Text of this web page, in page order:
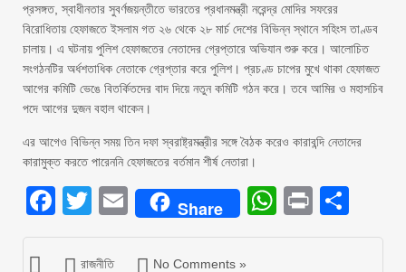
প্রসঙ্গত, স্বাধীনতার সুবর্ণজয়ন্তীতে ভারতের প্রধানমন্ত্রী নরেন্দ্র মোদির সফরের
বিরোধিতায় হেফাজতে ইসলাম গত ২৬ থেকে ২৮ মার্চ দেশের বিভিন্ন স্থানে সহিংস তাণ্ডব
চালায়। এ ঘটনায় পুলিশ হেফাজতের নেতাদের গ্রেপ্তারে অভিযান শুরু করে। আলোচিত
সংগঠনটির অর্ধশতাধিক নেতাকে গ্রেপ্তার করে পুলিশ। প্রচণ্ড চাপের মুখে থাকা হেফাজত
আগের কমিটি ভেঙে বিতর্কিতদের বাদ দিয়ে নতুন কমিটি গঠন করে। তবে আমির ও মহাসচিব
পদে আগের দুজন বহাল থাকেন।
এর আগেও বিভিন্ন সময় তিন দফা স্বরাষ্ট্রমন্ত্রীর সঙ্গে বৈঠক করেও কারাবন্দি নেতাদের
কারামুক্ত করতে পারেননি হেফাজতের বর্তমান শীর্ষ নেতারা।
Facebook
Twitter
EmailShare Print
রাজনীতি No Comments »